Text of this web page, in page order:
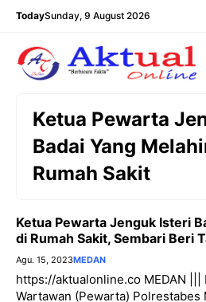
Langsung
TodaySunday, 9 August 2026
Ketua Pewarta
Badai Yang
Rumah Sakit
Ketua Pewarta Jenguk Isteri
di Rumah Sakit, Sembari Beri
Agu. 15, 2023MEDAN
https://aktualonline.co MEDAN |||
Wartawan (Pewarta) Polrestabes